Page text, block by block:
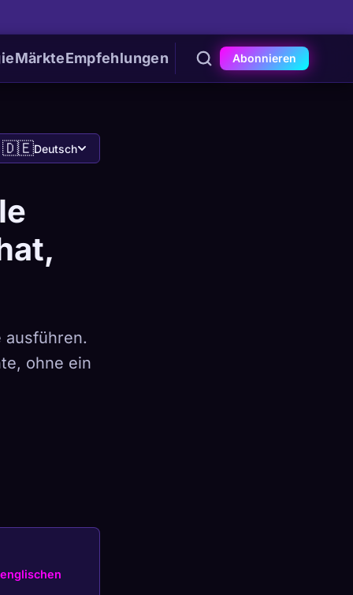
MärkteEmpfehlungen Abonnieren
🇩🇪Deutsch
ausführen.
ohne ein
Anmelden